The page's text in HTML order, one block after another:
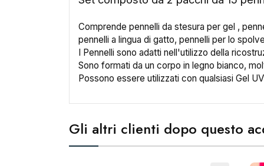
Comprende pennelli da stesura per gel ,
pennelli a lingua di gatto, pennelli per lo
I Pennelli sono adatti nell'utilizzo della
Sono formati da un corpo in legno bianco,
Possono essere utilizzati con qualsiasi Gel
Gli altri clienti dopo questo